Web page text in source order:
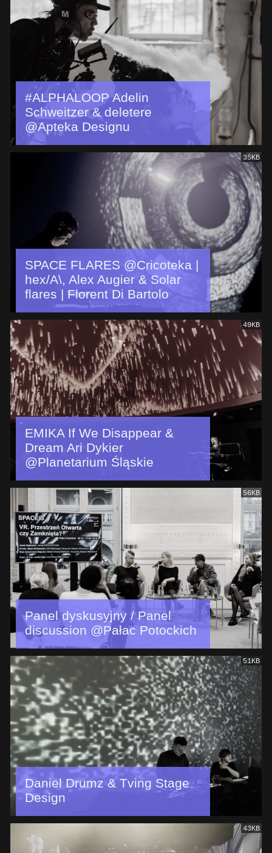
#ALPHALOOP Adelin
Schweitzer & deletere
@Apteka Designu
35KB
SPACE FLARES @Cricoteka |
hex/A\, Alex Augier & Solar
flares | Florent Di Bartolo
49KB
EMIKA If We Disappear &
Dream Ari Dykier
@Planetarium Śląskie
56KB
Panel dyskusyjny / Panel
discussion @Pałac Potockich
51KB
Daniel Drumz & Tving Stage
Design
43KB